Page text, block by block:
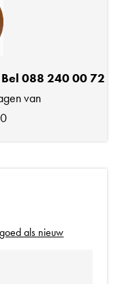
Bel 088 240 00 72
van
als nieuw